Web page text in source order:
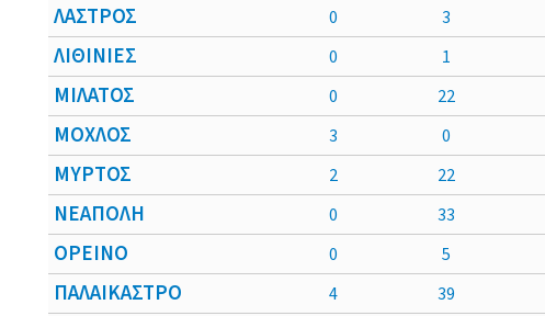
ΛΑΣΤΡΟΣ 0 3
ΛΙΘΙΝΙΕΣ 0 1
ΜΙΛΑΤΟΣ 0 22
ΜΟΧΛΟΣ 3 0
ΜΥΡΤΟΣ 2 22
ΝΕΑΠΟΛΗ 0 33
ΟΡΕΙΝΟ 0 5
ΠΑΛΑΙΚΑΣΤΡΟ 4 39